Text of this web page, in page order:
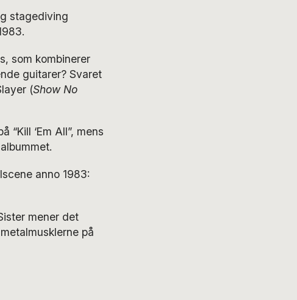
stagediving
som kombinerer
guitarer? Svaret
(Show No
‘Em All”, mens
anno 1983:
mener det
på